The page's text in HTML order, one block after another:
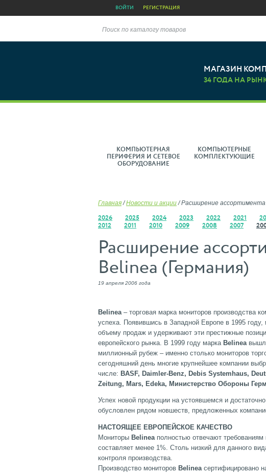
ВОЙТИ РЕГИСТРАЦИЯ
Поиск по каталогу товаров
МАГАЗИН
34 ГОДА НА
КОМПЬЮТЕРНАЯ
ПЕРИФЕРИЯ И СЕТЕВОЕ
ОБОРУДОВАНИЕ
КОМПЬЮТЕРНЫЕ
КОМПЛЕКТУЮЩИЕ
Главная /Новости и акции /Расширение
2026 2025 2024 2023 2022 2021
2012
2011 2010 2009 2008 2007
Расширение
Belinea (Германия)
19 апреля 2006 года
Belinea – торговая марка мониторов производства
успеха. Появившись в Западной Европе в 1995 году,
объему продаж и удерживают эти престижные
европейского рынка. В 1999 году марка Belinea
миллионный рубеж – именно столько мониторов
сегодняшний день многие крупнейшее компании
числе: BASF, Daimler-Benz, Debis Systemhaus,
Zeitung, Mars, Edeka, Министерство Обороны
Успех новой продукции на устоявшемся и
обусловлен рядом новшеств, предложенных
НАСТОЯЩЕЕ ЕВРОПЕЙСКОЕ КАЧЕСТВО
Мониторы Belineaполностью отвечают требованиям
составляет менее 1%. Столь низкий для данного
контроля производства.
Производство мониторов Belineaсертифицировано